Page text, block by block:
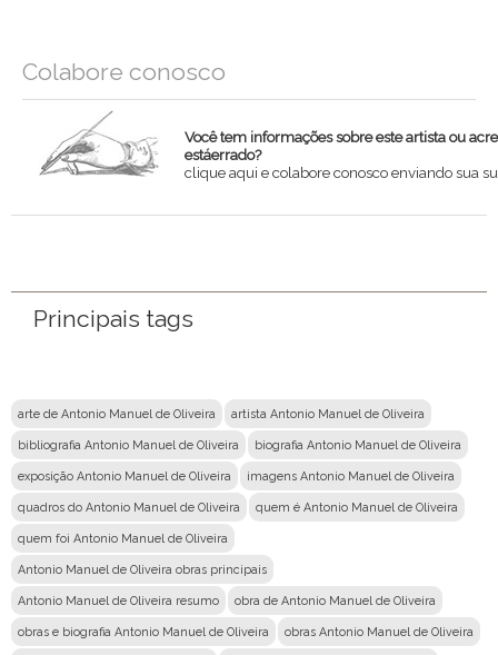
Colabore conosco
Você tem informações sobre este artista ou
estáerrado?
clique aqui e colabore conosco enviando sua
Principais tags
arte de Antonio Manuel de Oliveira artista Antonio Manuel de Oliveira
bibliografia Antonio Manuel de Oliveira biografia Antonio Manuel de Oliveira
exposição Antonio Manuel de Oliveira imagens Antonio Manuel de Oliveira
quadros do Antonio Manuel de Oliveira quem é Antonio Manuel de Oliveira
quem foi Antonio Manuel de Oliveira
Antonio Manuel de Oliveira obras principais
Antonio Manuel de Oliveira resumo obra de Antonio Manuel de Oliveira
obras e biografia Antonio Manuel de Oliveira obras Antonio Manuel de Oliveira